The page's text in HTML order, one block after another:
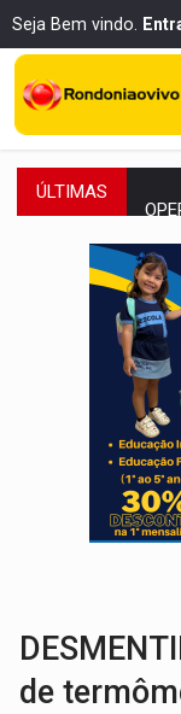
Seja Bem vindo.
ÚLTIMAS
PF
de